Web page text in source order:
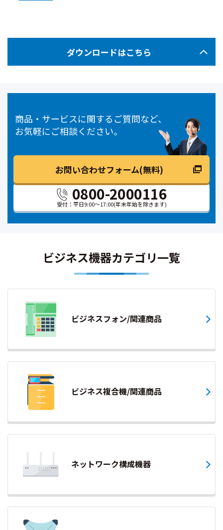
ダウンロードはこちら
商品・サービスに関するご質問など、
お気軽にご相談ください。
0800-2000116
受付：平日9:00～17:00(年末年始を除きます)
お問い合わせフォーム(無料)
ビジネス機器カテゴリ一覧
ビジネスフォン/関連商品
ビジネス複合機/関連商品
ネットワーク構成機器